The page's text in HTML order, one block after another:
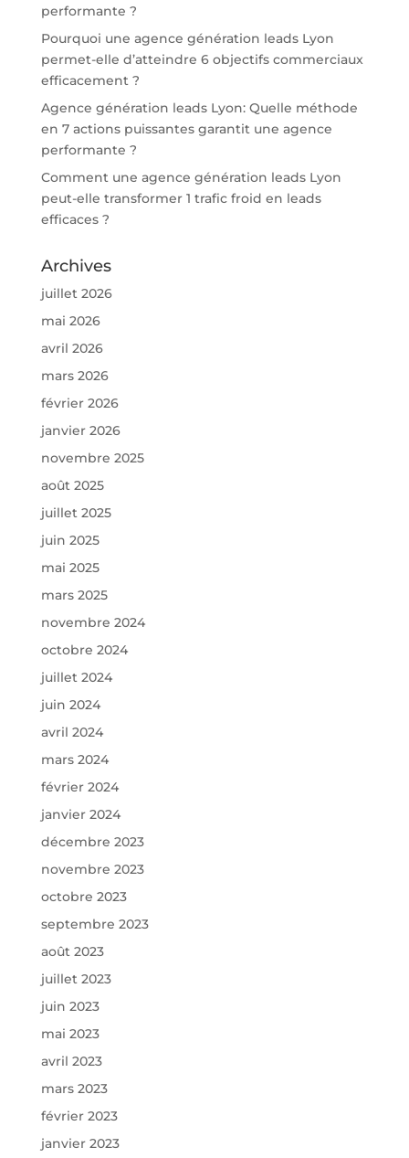
performante ?
Pourquoi une agence génération leads Lyon
permet-elle d’atteindre 6 objectifs commerciaux
efficacement ?
Agence génération leads Lyon: Quelle méthode
en 7 actions puissantes garantit une agence
performante ?
Comment une agence génération leads Lyon
peut-elle transformer 1 trafic froid en leads
efficaces ?
Archives
juillet 2026
mai 2026
avril 2026
mars 2026
février 2026
janvier 2026
novembre 2025
août 2025
juillet 2025
juin 2025
mai 2025
mars 2025
novembre 2024
octobre 2024
juillet 2024
juin 2024
avril 2024
mars 2024
février 2024
janvier 2024
décembre 2023
novembre 2023
octobre 2023
septembre 2023
août 2023
juillet 2023
juin 2023
mai 2023
avril 2023
mars 2023
février 2023
janvier 2023